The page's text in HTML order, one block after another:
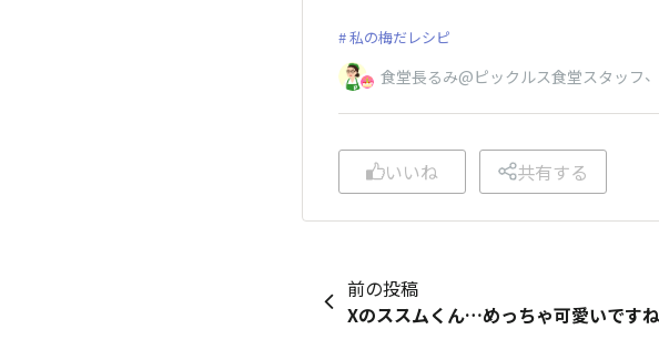
私の梅だレシピ
食堂長るみ@ピックルス食堂スタッフ、
いいね 共有する
前の投稿